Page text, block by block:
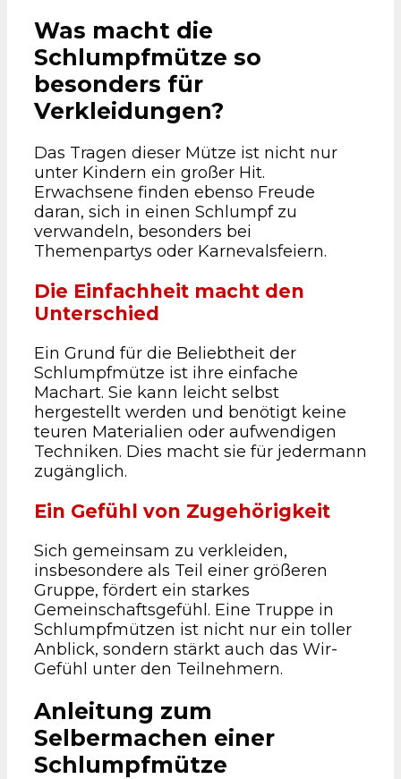
Was macht die
Schlumpfmütze so
besonders für
Verkleidungen?
Das Tragen dieser Mütze ist nicht nur
unter Kindern ein großer Hit.
Erwachsene finden ebenso Freude
daran, sich in einen Schlumpf zu
verwandeln, besonders bei
Themenpartys oder Karnevalsfeiern.
Die Einfachheit macht den
Unterschied
Ein Grund für die Beliebtheit der
Schlumpfmütze ist ihre einfache
Machart. Sie kann leicht selbst
hergestellt werden und benötigt keine
teuren Materialien oder aufwendigen
Techniken. Dies macht sie für jedermann
zugänglich.
Ein Gefühl von Zugehörigkeit
Sich gemeinsam zu verkleiden,
insbesondere als Teil einer größeren
Gruppe, fördert ein starkes
Gemeinschaftsgefühl. Eine Truppe in
Schlumpfmützen ist nicht nur ein toller
Anblick, sondern stärkt auch das Wir-
Gefühl unter den Teilnehmern.
Anleitung zum
Selbermachen einer
Schlumpfmütze